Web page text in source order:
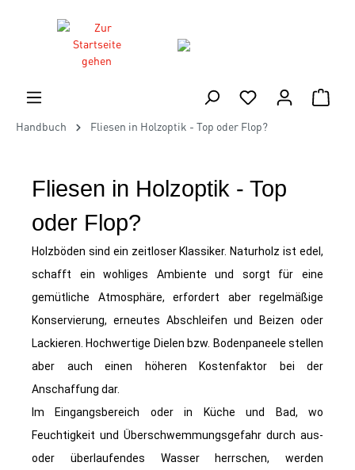
Handbuch Fliesen in Holzoptik - Top oder Flop?
Fliesen in Holzoptik - Top
oder Flop?
Holzböden sind ein zeitloser Klassiker. Naturholz ist edel,
schafft ein wohliges Ambiente und sorgt für eine
gemütliche Atmosphäre, erfordert aber regelmäßige
Konservierung, erneutes Abschleifen und Beizen oder
Lackieren. Hochwertige Dielen bzw. Bodenpaneele stellen
aber auch einen höheren Kostenfaktor bei der
Anschaffung dar.
Im Eingangsbereich oder in Küche und Bad, wo
Feuchtigkeit und Überschwemmungsgefahr durch aus-
oder überlaufendes Wasser herrschen, werden